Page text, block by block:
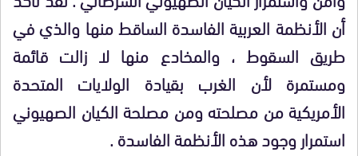
أن الأنظمة العربية الفاسدة الساقط منها والذي في
طريق السقوط ، والمخادع منها لا زالت قائمة
ومستمرة لأن الغرب بقيادة الولايات المتحدة
الأمريكيةمن مصلحته ومن مصلحة الكيان الصهيوني
استمرار وجودهذه الأنظمة الفاسدة .